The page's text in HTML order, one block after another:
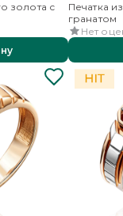
золота с
Печатка
гранатом
Нет